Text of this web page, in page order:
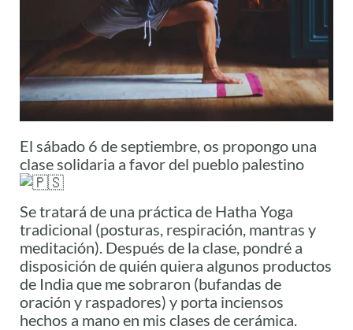
El sábado 6 de septiembre, os propongo una
clase solidaria a favor del pueblo palestino
Se tratará de una práctica de Hatha Yoga
tradicional (posturas, respiración, mantras y
meditación). Después de la clase, pondré a
disposición de quién quiera algunos productos
de India que me sobraron (bufandas de
oración y raspadores) y porta inciensos
hechos a mano en mis clases de cerámica.